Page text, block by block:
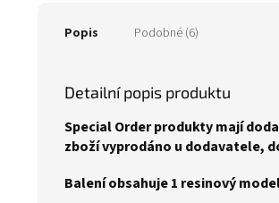
Popis Podobné (6)
Detailní popis produktu
Special Order produkty mají
zboží vyprodáno u dodavatele,
Balení obsahuje 1 resinový